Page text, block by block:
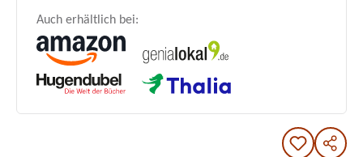
Auch erhältlich bei: